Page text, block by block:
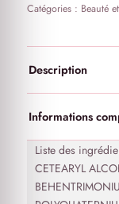
Catégories : Beauté
Description
Informations
Liste des
CETEARYL